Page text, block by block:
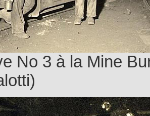
No 3 à la Mine